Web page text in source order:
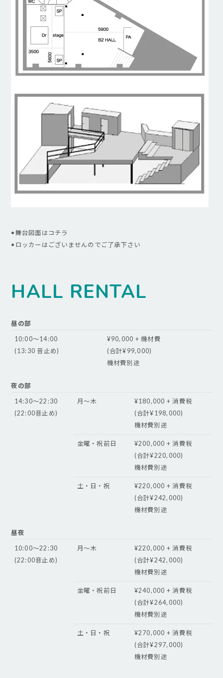
•舞台図面はコチラ
•ロッカーはございませんのでご了承下さい
HALL RENTAL
昼の部
10:00〜14:00
(13:30 音止め)
¥90,000 + 機材費
(合計¥99,000)
機材費別途
夜の部
14:30〜22:30
(22:00音止め)
月〜木
¥180,000 + 消費税
(合計¥198,000)
機材費別途
金曜・祝前日
¥200,000 + 消費税
(合計¥220,000)
機材費別途
土・日・祝
¥220,000 + 消費税
(合計¥242,000)
機材費別途
昼夜
10:00〜22:30
(22:00音止め)
月〜木
¥220,000 + 消費税
(合計¥242,000)
機材費別途
金曜・祝前日
¥240,000 + 消費税
(合計¥264,000)
機材費別途
土・日・祝
¥270,000 + 消費税
(合計¥297,000)
機材費別途